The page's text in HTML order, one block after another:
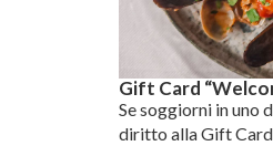
Gift Card
Se soggiorni in uno
diritto alla Gift